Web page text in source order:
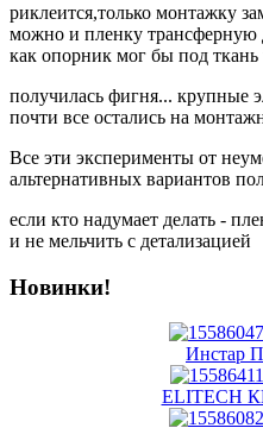
риклеится,только монтажку
можно и пленку трансферную
как опорник мог бы под ткань
получилась фигня... крупные
почти все остались на
Все эти эксперименты от
альтернативных вариантов
если кто надумает делать -
и не мельчить с детализацией
Новинки!
Инстар
ELITECH